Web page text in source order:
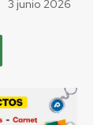
3 junio 2026